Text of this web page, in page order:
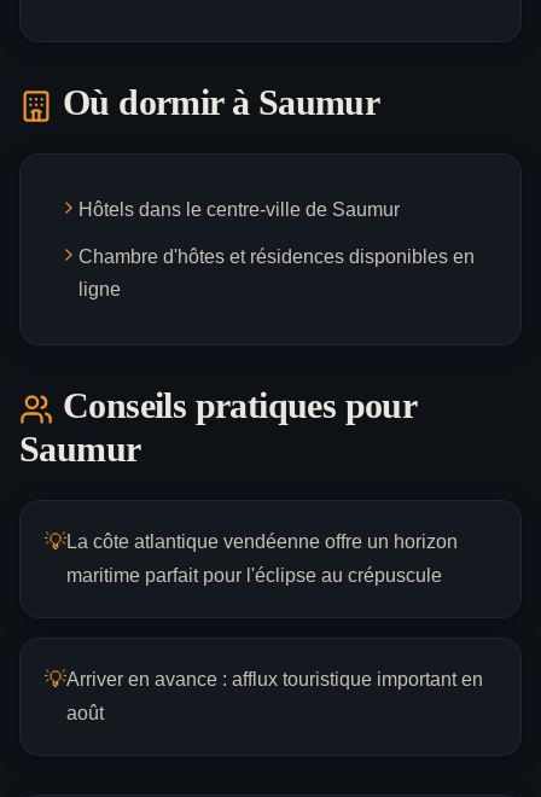
Où dormir à Saumur
Hôtels dans le centre-ville de Saumur
Chambre d'hôtes et résidences disponibles en
ligne
Conseils pratiques pour
Saumur
💡La côte atlantique vendéenne offre un horizon
maritime parfait pour l'éclipse au crépuscule
💡Arriver en avance : afflux touristique important en
août